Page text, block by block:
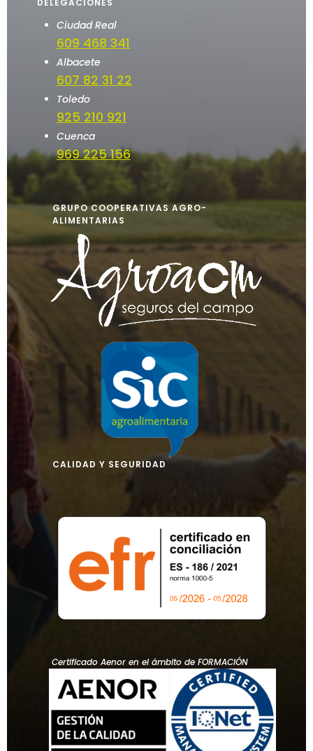
Ciudad Real
609 468 341
Albacete
607 82 31 22
Toledo
925 210 921
Cuenca
969 225 156
GRUPO COOPERATIVAS AGRO-
ALIMENTARIAS
CALIDAD Y SEGURIDAD
Certificado Aenor en el ámbito de FORMACIÓN